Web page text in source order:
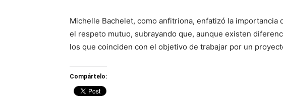
Michelle Bachelet, como anfitriona, enfatizó la
el respeto mutuo, subrayando que, aunque existen
los que coinciden con el objetivo de trabajar por un
Compártelo: